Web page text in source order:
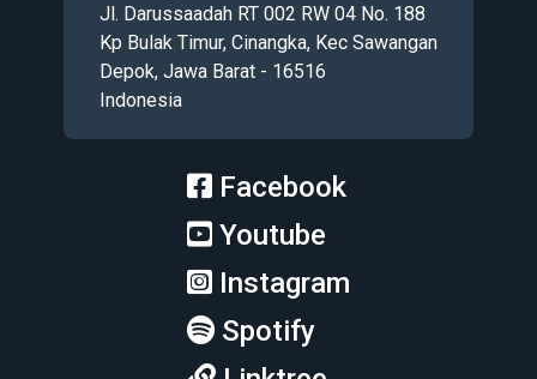
Jl. Darussaadah RT 002 RW 04 No. 188
Kp Bulak Timur, Cinangka, Kec Sawangan
Depok, Jawa Barat - 16516
Indonesia
Facebook
Youtube
Instagram
Spotify